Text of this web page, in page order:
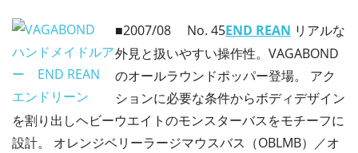
■2007/08 No. 45END REAN リアルな
外見と扱いやすい操作性。VAGABOND
のオールラウンドポッパー登場。 アク
ションに必要な条件からボディデザイン
を割り出しヘビーウエイトのモンスターバスをモチーフに
設計。 オレンジベリーラージマウスバス（OBLMB）／オ